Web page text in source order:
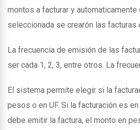
montos a facturar y
seleccionada se crearón las facturas
La frecuencia de emisión de las
ser cada 1, 2, 3, entre otros. La
El sistema permite elegir si la
pesos o en UF. Si la facturación es
debe emitir la factura, el monto en